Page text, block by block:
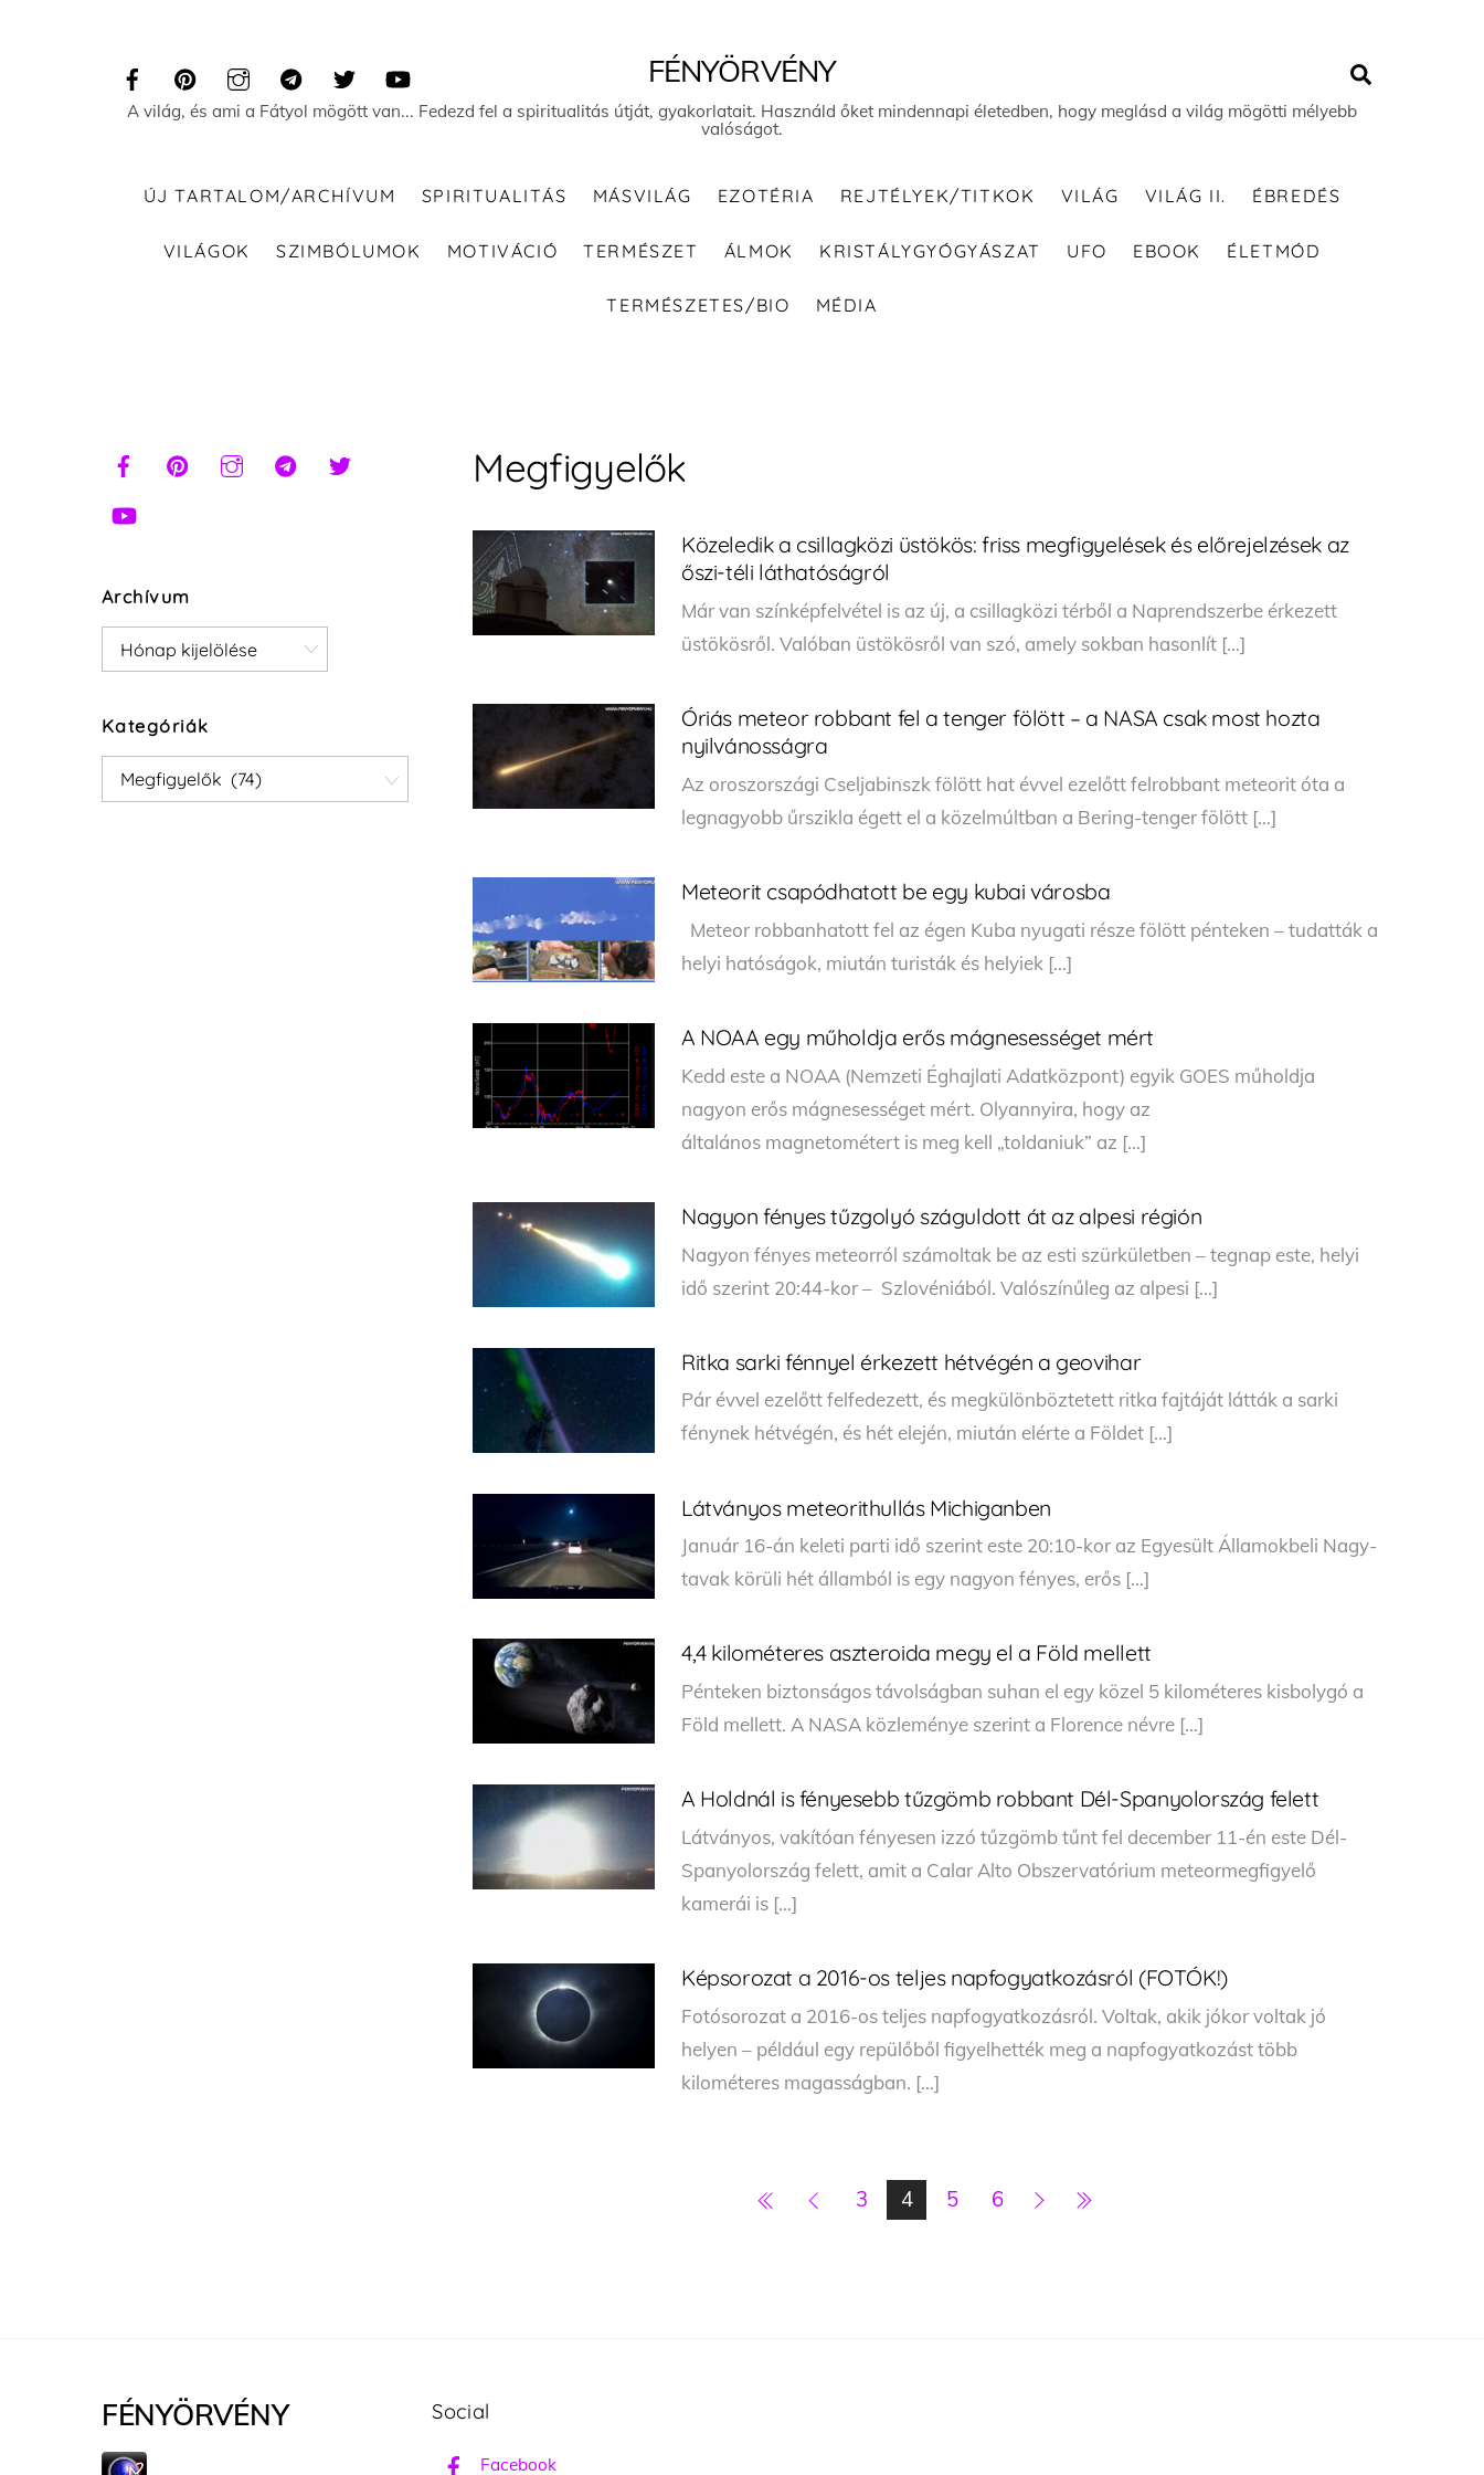
FÉNYÖRVÉNY
A világ, és ami a Fátyol mögött van... Fedezd fel a spiritualitás útját, gyakorlatait. Használd őket mindennapi életedben, hogy meglásd a világ mögötti mélyebb
valóságot.
ÚJ TARTALOM/ARCHÍVUM SPIRITUALITÁS MÁSVILÁG EZOTÉRIA REJTÉLYEK/TITKOK VILÁG VILÁG II. ÉBREDÉS
VILÁGOK SZIMBÓLUMOK MOTIVÁCIÓ TERMÉSZET ÁLMOK KRISTÁLYGYÓGYÁSZAT UFO EBOOK ÉLETMÓD
TERMÉSZETES/BIO MÉDIA
Megfigyelők
Közeledik a csillagközi üstökös: friss megfigyelések és előrejelzések az
őszi-téli láthatóságról
Már van színképfelvétel is az új, a csillagközi térből a Naprendszerbe érkezett
üstökösről. Valóban üstökösről van szó, amely sokban hasonlít […]
Óriás meteor robbant fel a tenger fölött – a NASA csak most hozta
nyilvánosságra
Az oroszországi Cseljabinszk fölött hat évvel ezelőtt felrobbant meteorit óta a
legnagyobb űrszikla égett el a közelmúltban a Bering-tenger fölött […]
Meteorit csapódhatott be egy kubai városba
Meteor robbanhatott fel az égen Kuba nyugati része fölött pénteken – tudatták a
helyi hatóságok, miután turisták és helyiek […]
A NOAA egy műholdja erős mágnesességet mért
Kedd este a NOAA (Nemzeti Éghajlati Adatközpont) egyik GOES műholdja
nagyon erős mágnesességet mért. Olyannyira, hogy az
általános magnetométert is meg kell „toldaniuk” az […]
Nagyon fényes tűzgolyó száguldott át az alpesi régión
Nagyon fényes meteorról számoltak be az esti szürkületben – tegnap este, helyi
idő szerint 20:44-kor – Szlovéniából. Valószínűleg az alpesi […]
Ritka sarki fénnyel érkezett hétvégén a geovihar
Pár évvel ezelőtt felfedezett, és megkülönböztetett ritka fajtáját látták a sarki
fénynek hétvégén, és hét elején, miután elérte a Földet […]
Látványos meteorithullás Michiganben
Január 16-án keleti parti idő szerint este 20:10-kor az Egyesült Államokbeli Nagy-
tavak körüli hét államból is egy nagyon fényes, erős […]
4,4 kilométeres aszteroida megy el a Föld mellett
Pénteken biztonságos távolságban suhan el egy közel 5 kilométeres kisbolygó a
Föld mellett. A NASA közleménye szerint a Florence névre […]
A Holdnál is fényesebb tűzgömb robbant Dél-Spanyolország felett
Látványos, vakítóan fényesen izzó tűzgömb tűnt fel december 11-én este Dél-
Spanyolország felett, amit a Calar Alto Obszervatórium meteormegfigyelő
kamerái is […]
Képsorozat a 2016-os teljes napfogyatkozásról (FOTÓK!)
Fotósorozat a 2016-os teljes napfogyatkozásról. Voltak, akik jókor voltak jó
helyen – például egy repülőből figyelhették meg a napfogyatkozást több
kilométeres magasságban. […]
3 4 5 6
Archívum
Archívum
Kategóriák
Kategóriák
FÉNYÖRVÉNY Social
Facebook